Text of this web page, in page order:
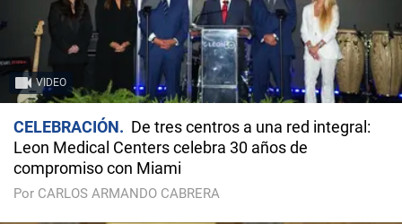
VIDEO
CELEBRACIÓN
De tres centros a una red integral:
Leon Medical Centers celebra 30 años de
compromiso con Miami
Por CARLOS ARMANDO CABRERA